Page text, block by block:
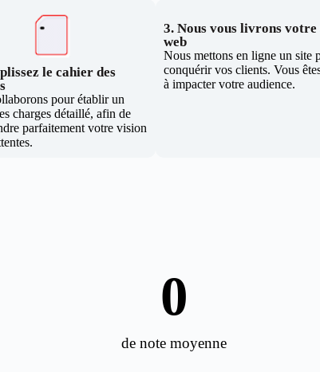
le cahier des
pour établir un
charges détaillé, afin de
parfaitement votre vision
3. Nous vous livrons votre
web
Nous mettons en ligne un site
conquérir vos clients. Vous
à impacter votre audience.
de note moyenne
0